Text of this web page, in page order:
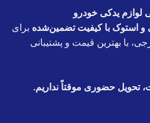
یدکی خودرو
و استوک با کیفیت تضمین‌شده برای
با بهترین قیمت و پشتیبانی
تحویل حضوری موقتاً نداریم.